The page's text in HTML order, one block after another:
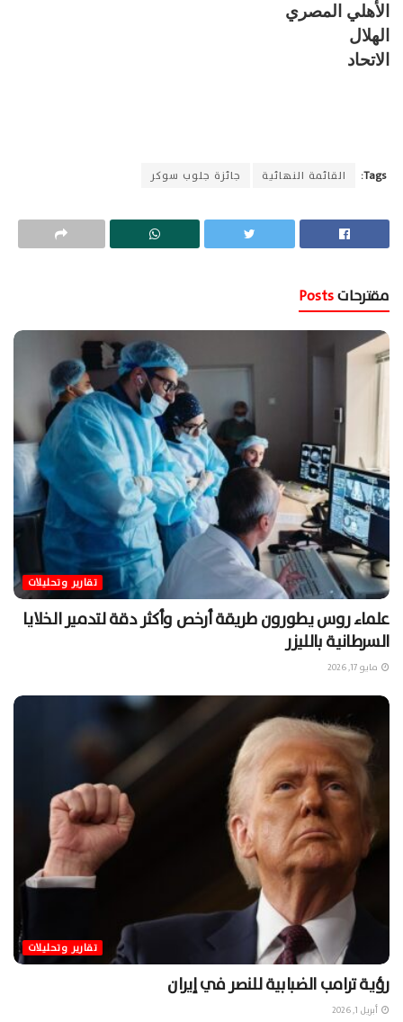
الأهلي المصري
الهلال
الاتحاد
Tags: القائمة النهائية جائزة جلوب سوكر
مقترحات
تقارير وتحليلات
علماء روس يطورون طريقة أرخص وأكثر دقة لتدمير الخلايا
السرطانية بالليزر
مايو 17, 2026
تقارير وتحليلات
رؤية ترامب الضبابية للنصر في إيران
أبريل 1, 2026